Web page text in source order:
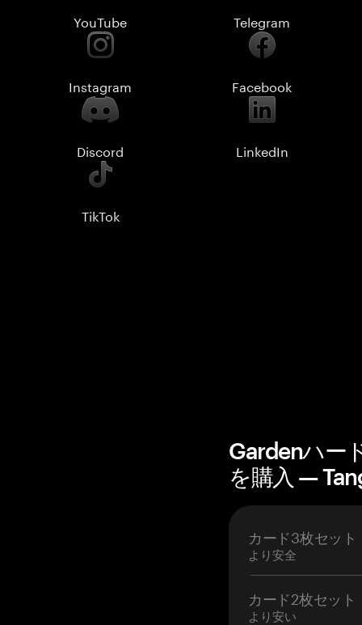
YouTube Telegram
Instagram Facebook
Discord LinkedIn
TikTok
Gardenハー
を購入 —
カード3枚セット
より安全
カード2枚セット
より安い